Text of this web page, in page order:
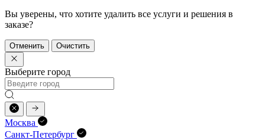
Вы уверены, что хотите удалить все услуги и решения в
заказе?
Отменить Очистить
Выберите город
Москва
Санкт-Петербург